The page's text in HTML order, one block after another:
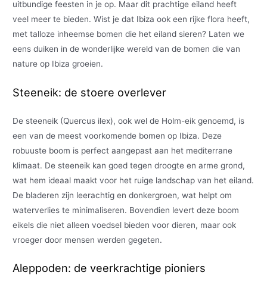
uitbundige feesten in je op. Maar dit prachtige eiland heeft
veel meer te bieden. Wist je dat Ibiza ook een rijke flora heeft,
met talloze inheemse bomen die het eiland sieren? Laten we
eens duiken in de wonderlijke wereld van de bomen die van
nature op Ibiza groeien.
Steeneik: de stoere overlever
De steeneik (Quercus ilex), ook wel de Holm-eik genoemd, is
een van de meest voorkomende bomen op Ibiza. Deze
robuuste boom is perfect aangepast aan het mediterrane
klimaat. De steeneik kan goed tegen droogte en arme grond,
wat hem ideaal maakt voor het ruige landschap van het eiland.
De bladeren zijn leerachtig en donkergroen, wat helpt om
waterverlies te minimaliseren. Bovendien levert deze boom
eikels die niet alleen voedsel bieden voor dieren, maar ook
vroeger door mensen werden gegeten.
Aleppoden: de veerkrachtige pioniers